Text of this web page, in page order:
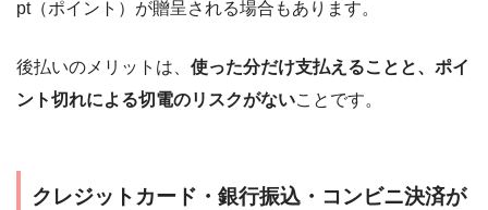
pt（ポイント）が贈呈される場合もあります。
後払いのメリットは、 使った分だけ支払えることと、ポイ
ント切れによる切電のリスクがないことです。
クレジットカード・銀行振込・コンビニ決済が